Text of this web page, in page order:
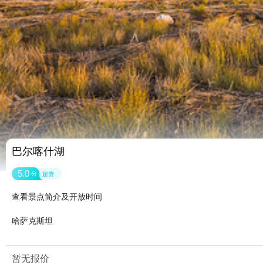
巴尔喀什湖
5.0 分 超赞
查看景点简介及开放时间
哈萨克斯坦
暂无报价